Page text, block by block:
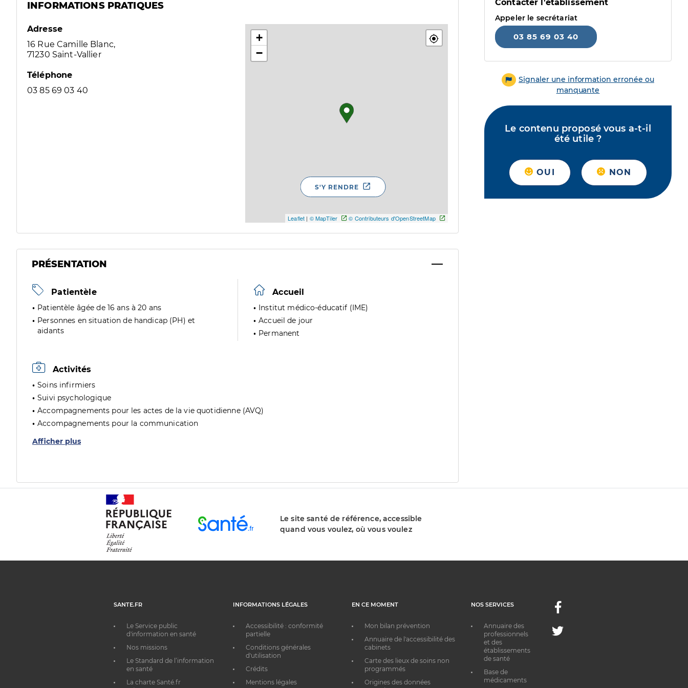
INFORMATIONS PRATIQUES
Adresse
16 Rue Camille Blanc,
71230 Saint-Vallier
Téléphone
03 85 69 03 40
+
−
Leaflet | © MapTiler © Contributeurs d'OpenStreetMap
S'Y RENDRE
PRÉSENTATION
Patientèle
Patientèle âgée de 16 ans à 20 ans
Personnes en situation de handicap (PH) et
aidants
Accueil
Institut médico-éducatif (IME)
Accueil de jour
Permanent
Activités
Soins infirmiers
Suivi psychologique
Accompagnements pour les actes de la vie quotidienne (AVQ)
Accompagnements pour la communication
Afficher plus
Contacter l'établissement
Appeler le secrétariat
03 85 69 03 40
Signaler une information erronée ou
manquante
Le contenu proposé vous a-t-il
été utile ?
OUI NON
Le site santé de référence, accessible
quand vous voulez, où vous voulez
SANTE.FR
Le Service public
d'information en santé
Nos missions
Le Standard de l’information
en santé
La charte Santé.fr
INFORMATIONS LÉGALES
Accessibilité : conformité
partielle
Conditions générales
d'utilisation
Crédits
Mentions légales
EN CE MOMENT
Mon bilan prévention
Annuaire de l'accessibilité des
cabinets
Carte des lieux de soins non
programmés
Origines des données
NOS SERVICES
Annuaire des
professionnels
et des
établissements
de santé
Base de
médicaments
Facebook
Twitter